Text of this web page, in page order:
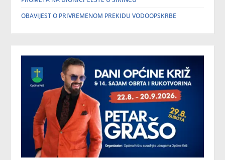
OBAVIJEST O PRIVREMENOM PREKIDU VODOOPSKRBE